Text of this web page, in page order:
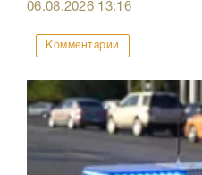
06.08.2026 13:16
Комментарии